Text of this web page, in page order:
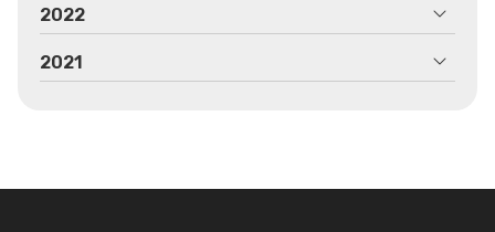
2022
2021